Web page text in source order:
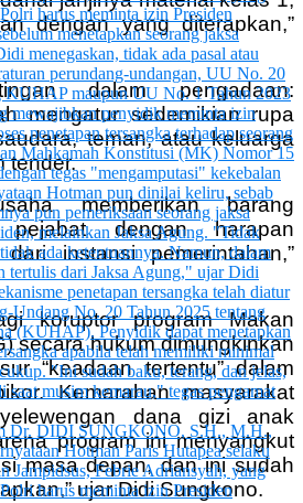
dengan yang diterapkan,”
dalam pengadaan:
mengatur sedemikian rupa
teman, atau keluarga
tender.
memberikan barang
dengan harapan
instansi pemerintahan,”
koruptor program Makan
secara hukum dimungkinkan
“keadaan tertentu” dalam
Kemarahan masyarakat
dana gizi anak
program ini menyangkut
masa depan, dan ini sudah
ujar Didi Sungkono.